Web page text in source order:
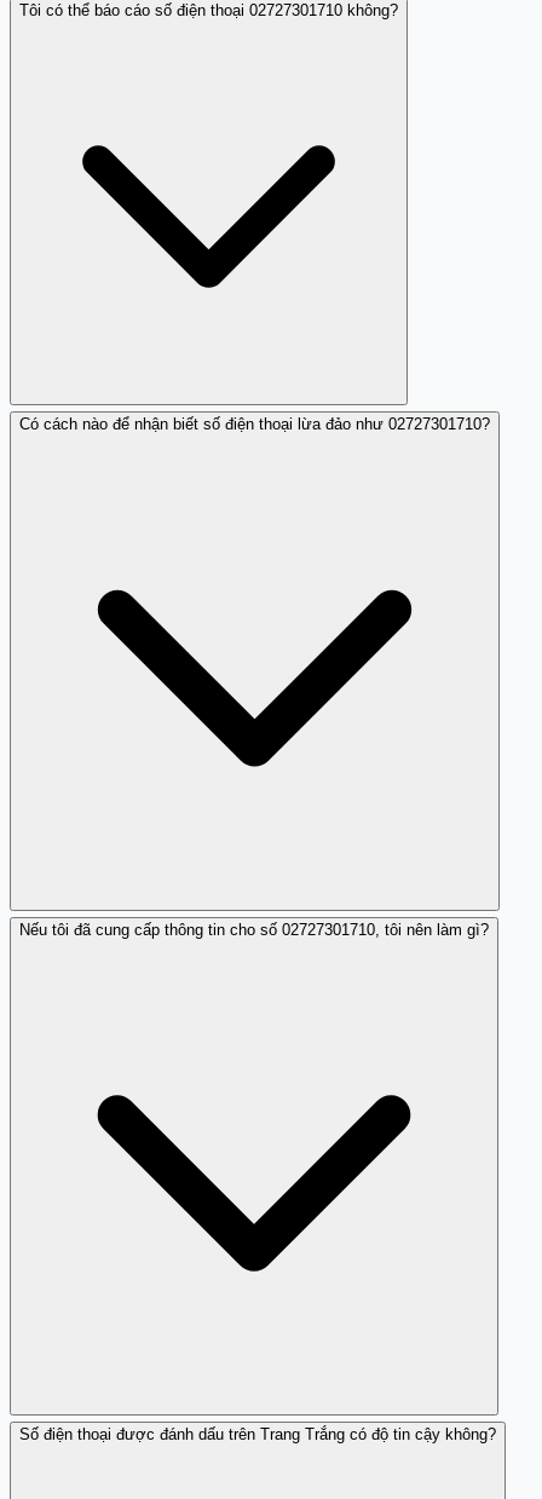
Có, số này thường nói về mức lãi suất thấp và yêu cầu
Tôi có thể báo cáo số điện thoại 02727301710 không?
Có cách nào để nhận biết số điện thoại lừa đảo như 02727301710?
Bạn có thể nhận biết qua những lời hứa hẹn hấp dẫn,
Nếu tôi đã cung cấp thông tin cho số 02727301710, tôi nên làm gì?
Bạn nên liên hệ với ngân hàng hoặc cơ quan chức năng
Số điện thoại được đánh dấu trên Trang Trắng có độ tin cậy không?